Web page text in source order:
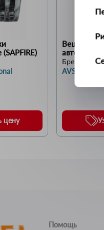
цену
Вешалка
Бренд:
AVS
Помощь